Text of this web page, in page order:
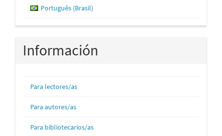
Português (Brasil)
Información
Para lectores/as
Para autores/as
Para bibliotecarios/as